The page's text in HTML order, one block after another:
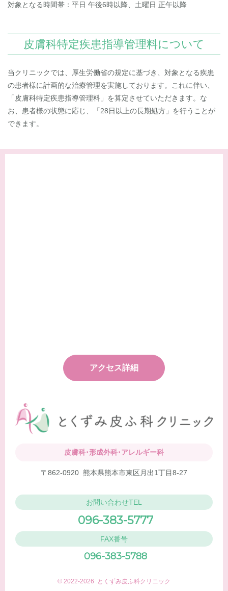
対象となる時間帯：平日 午後6時以降、土曜日 正午以降
皮膚科特定疾患指導管理料について
当クリニックでは、厚生労働省の規定に基づき、対象となる疾患
の患者様に計画的な治療管理を実施しております。これに伴い、
「皮膚科特定疾患指導管理料」を算定させていただきます。な
お、患者様の状態に応じ、「28日以上の長期処方」を行うことが
できます。
アクセス詳細
皮膚科･形成外科･アレルギー科
〒862-0920 熊本県熊本市東区月出1丁目8-27
お問い合わせTEL
096-383-5777
FAX番号
096-383-5788
© 2022-2026 とくずみ皮ふ科クリニック